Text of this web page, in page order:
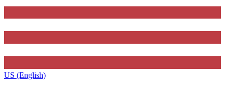
US (English)